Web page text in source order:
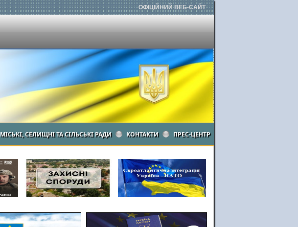
ОФІЦІЙНИЙ ВЕБ-САЙТ
МІСЬКІ, СЕЛИЩНІ ТА СІЛЬСЬКІ РАДИ КОНТАКТИ ПРЕС-ЦЕНТР